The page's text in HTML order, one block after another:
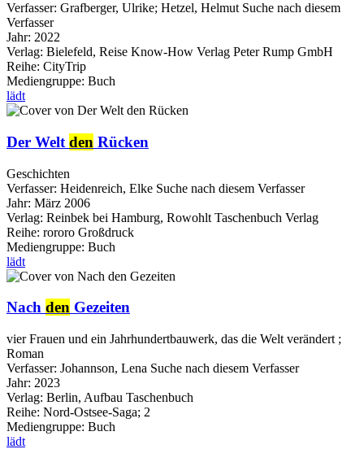
Verfasser: Grafberger, Ulrike; Hetzel, Helmut Suche nach diesem
Verfasser
Jahr: 2022
Verlag: Bielefeld, Reise Know-How Verlag Peter Rump GmbH
Reihe: CityTrip
Mediengruppe: Buch
lädt
Der Welt den Rücken
Geschichten
Verfasser: Heidenreich, Elke Suche nach diesem Verfasser
Jahr: März 2006
Verlag: Reinbek bei Hamburg, Rowohlt Taschenbuch Verlag
Reihe: rororo Großdruck
Mediengruppe: Buch
lädt
Nach den Gezeiten
vier Frauen und ein Jahrhundertbauwerk, das die Welt verändert ;
Roman
Verfasser: Johannson, Lena Suche nach diesem Verfasser
Jahr: 2023
Verlag: Berlin, Aufbau Taschenbuch
Reihe: Nord-Ostsee-Saga; 2
Mediengruppe: Buch
lädt